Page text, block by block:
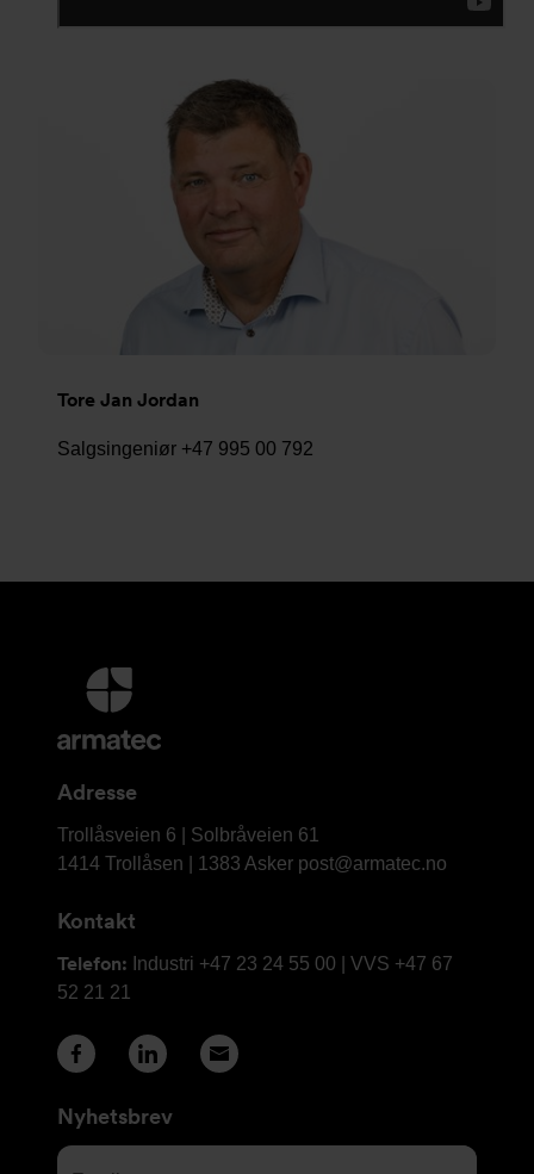
Tore Jan Jordan
Salgsingeniør +47 995 00 792
Mer
informasjon
og
Adresse
Armatec
AS
Trollåsveien 6 | Solbråveien 61
1414 Trollåsen | 1383 Asker post@armatec.no
Kontakt
Telefon: Industri +47 23 24 55 00 | VVS +47 67
52 21 21
Nyhetsbrev
Email